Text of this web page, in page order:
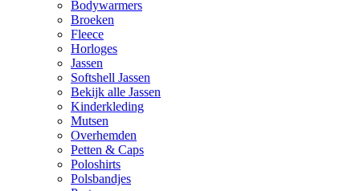
Bodywarmers
Broeken
Fleece
Horloges
Jassen
Softshell Jassen
Bekijk alle Jassen
Kinderkleding
Mutsen
Overhemden
Petten & Caps
Poloshirts
Polsbandjes